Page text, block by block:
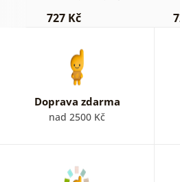
727 Kč
Doprava zdarma
nad 2500 Kč